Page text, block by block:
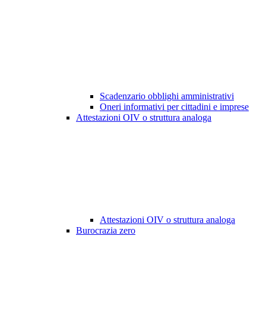
Scadenzario obblighi amministrativi
Oneri informativi per cittadini e imprese
Attestazioni OIV o struttura analoga
Attestazioni OIV o struttura analoga
Burocrazia zero